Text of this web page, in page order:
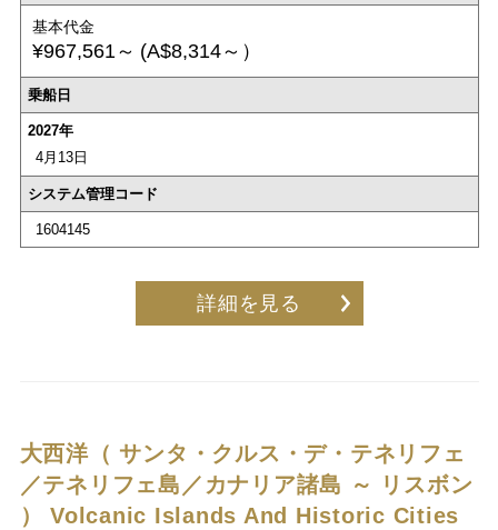
基本代金
¥967,561～ (A$8,314～）
乗船日
2027年
4月13日
システム管理コード
1604145
詳細を見る
大西洋（ サンタ・クルス・デ・テネリフェ
／テネリフェ島／カナリア諸島 ～ リスボン
） Volcanic Islands And Historic Cities